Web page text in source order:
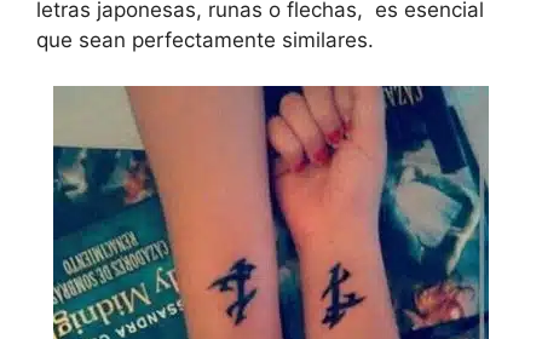
letras japonesas, runas o flechas, es esencial
que sean perfectamente similares.